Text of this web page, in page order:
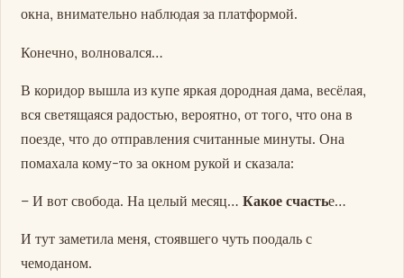
окна, внимательно наблюдая за платформой.
Конечно, волновался…
В коридор вышла из купе яркая дородная дама, весёлая,
вся светящаяся радостью, вероятно, от того, что она в
поезде, что до отправления считанные минуты. Она
помахала кому-то за окном рукой и сказала:
– И вот свобода. На целый месяц…Какое счастье…
И тут заметила меня, стоявшего чуть поодаль с
чемоданом.